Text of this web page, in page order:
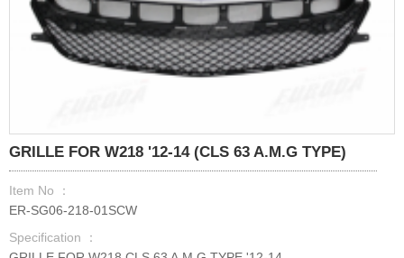
GRILLE FOR W218 '12-14 (CLS 63 A.M.G TYPE)
Item No ：
ER-SG06-218-01SCW
Specification ：